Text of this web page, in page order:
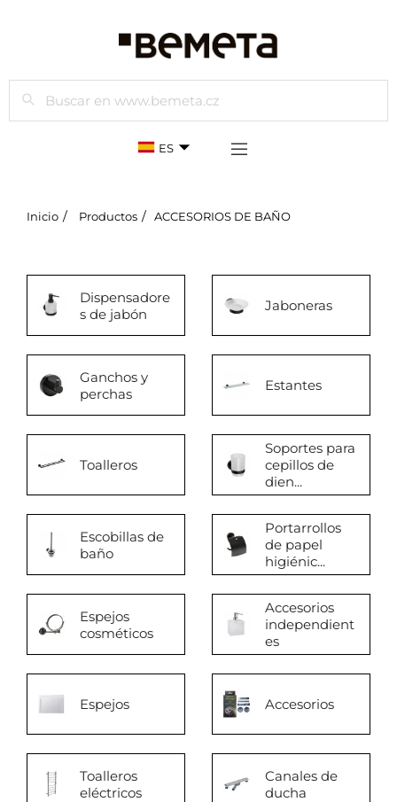
Buscar
ES
Inicio Productos ACCESORIOS DE BAÑO
Dispensadore
s de jabón
Jaboneras
Ganchos y
perchas
Estantes
Toalleros
Soportes para
cepillos de
dien...
Escobillas de
baño
Portarrollos
de papel
higiénic...
Espejos
cosméticos
Accesorios
independient
es
Espejos Accesorios
Toalleros
eléctricos
Canales de
ducha